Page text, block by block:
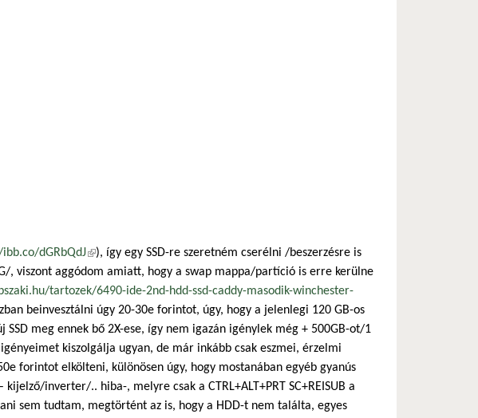
dGRbQdJ(külső hivatkozás)
), így egy SSD-re szeretném cserélni /beszerzésre is
, viszont aggódom amiatt, hogy a swap mappa/partíció is erre kerülne
tartozek/6490-ide-2nd-hdd-ssd-caddy-masodik-winchester-
beinvesztálni úgy 20-30e forintot, úgy, hogy a jelenlegi 120 GB-os
meg ennek bő 2X-ese, így nem igazán igénylek még + 500GB-ot/1
kiszolgálja ugyan, de már inkább csak eszmei, érzelmi
forintot elkölteni, különösen úgy, hogy mostanában egyéb gyanús
inverter/.. hiba-, melyre csak a CTRL+ALT+PRT SC+REISUB a
sem tudtam, megtörtént az is, hogy a HDD-t nem találta, egyes